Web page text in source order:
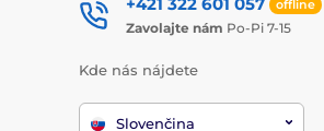
offline
Zavolajte nám Po-Pi 7-15
Kde nás nájdete
Slovenčina